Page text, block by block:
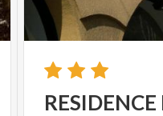
RESIDENCE